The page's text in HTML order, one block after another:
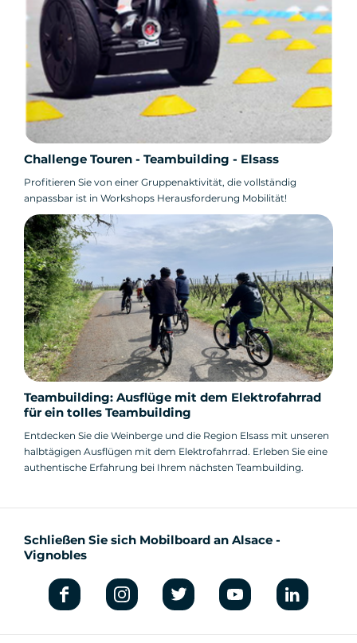
Challenge Touren - Teambuilding - Elsass
Profitieren Sie von einer Gruppenaktivität, die vollständig
anpassbar ist in Workshops Herausforderung Mobilität!
Teambuilding: Ausflüge mit dem Elektrofahrrad
für ein tolles Teambuilding
Entdecken Sie die Weinberge und die Region Elsass mit unseren
halbtägigen Ausflügen mit dem Elektrofahrrad. Erleben Sie eine
authentische Erfahrung bei Ihrem nächsten Teambuilding.
Schließen Sie sich Mobilboard an Alsace -
Vignobles